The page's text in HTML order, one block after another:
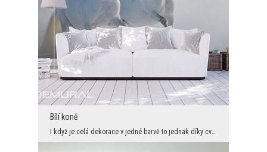
Bílí koně
I když je celá dekorace v jedné barvě to jednak díky cválajícím koním získají na dynamice. Hned j...